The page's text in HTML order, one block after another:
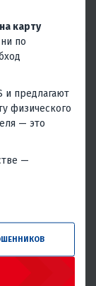
34 880 ₽
карту
по
и предлагают
физического
— это
—